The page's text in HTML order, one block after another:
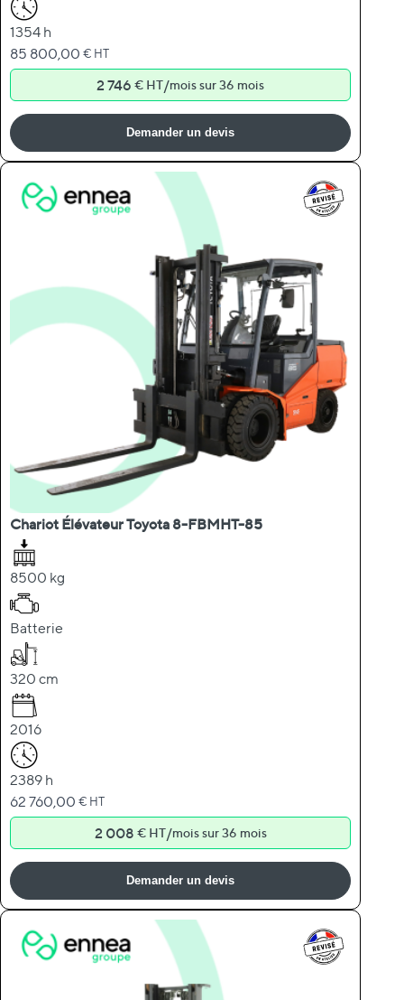
1354 h
85 800,00 € HT
2 746 € HT/mois sur 36 mois
Demander un devis
Chariot Élévateur Toyota 8-FBMHT-85
8500 kg
Batterie
320 cm
2016
2389 h
62 760,00 € HT
2 008 € HT/mois sur 36 mois
Demander un devis